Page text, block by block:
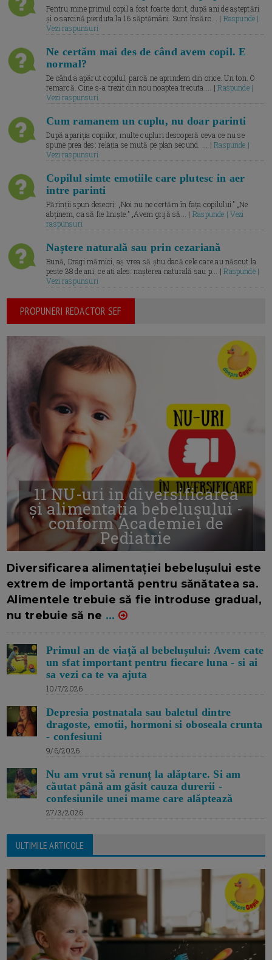
Pentru mine primul copil a fost foarte dorit, după ani de așteptări
și o sarcină pierduta la 16 săptămâni. Sunt însărc... | Raspunde |
Vezi raspunsuri
Ne certăm mai des de când avem copil. E
normal?
De când a apărut copilul, parcă ne aprindem din orice. Un ton. O
remarcă. Cine s-a trezit din nou noaptea trecuta.... |Raspunde |
Vezi raspunsuri
Cum ramanem un cuplu, nu doar parinti
După apariția copiilor, multe cupluri descoperă ceva ce nu se
spune prea des: relația se mută pe plan secund. ... |Raspunde |
Vezi raspunsuri
Copilul simte emotiile care plutesc in aer
intre parinti
Părinții spun deseori: „Noi nu ne certăm în fața copilului.” „Ne
abținem, ca să fie liniște.” „Avem grijă să... | Raspunde | Vezi
raspunsuri
Naștere naturală sau prin cezariană
Bună, Dragi mămici, aș vrea să știu dacă cele care au născut la
peste 38 de ani, ce ați ales: nașterea naturală sau p... |Raspunde |
Vezi raspunsuri
PROPUNERI REDACTOR SEF
11 NU-uri in diversificarea
și alimentația bebelușului -
conform Academiei de
Pediatrie
Diversificarea alimentației bebelușului este
extrem de importantă pentru sănătatea sa.
Alimentele trebuie să fie introduse gradual,
nu trebuie să ne ...
Primul an de viață al bebelușului: Avem cate
un sfat important pentru fiecare luna - si ai
sa vezi ca te va ajuta
10/7/2026
Depresia postnatala sau baletul dintre
dragoste, emotii, hormoni si oboseala crunta
- confesiuni
9/6/2026
Nu am vrut să renunț la alăptare. Si am
căutat până am găsit cauza durerii -
confesiunile unei mame care alăptează
27/3/2026
ULTIMILE ARTICOLE